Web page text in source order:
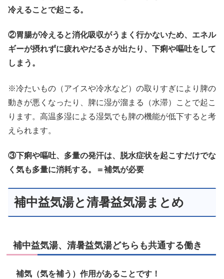
冷えることで起こる。
②胃腸が冷えると消化吸収がうまく行かないため、エネル
ギーが摂れずに疲れやだるさが出たり、下痢や嘔吐をして
しまう。
※冷たいもの（アイスや冷水など）の取りすぎにより脾の
動きが悪くなったり、脾に湿が溜まる（水滞）ことで起こ
ります。高温多湿による湿気でも脾の機能が低下すると考
えられます。
③下痢や嘔吐、多量の発汗は、脱水症状を起こすだけでな
く気も多量に消耗する。＝補気が必要
補中益気湯と清暑益気湯まとめ
補中益気湯、清暑益気湯どちらも共通する働き
補気（気を補う）作用があることです！